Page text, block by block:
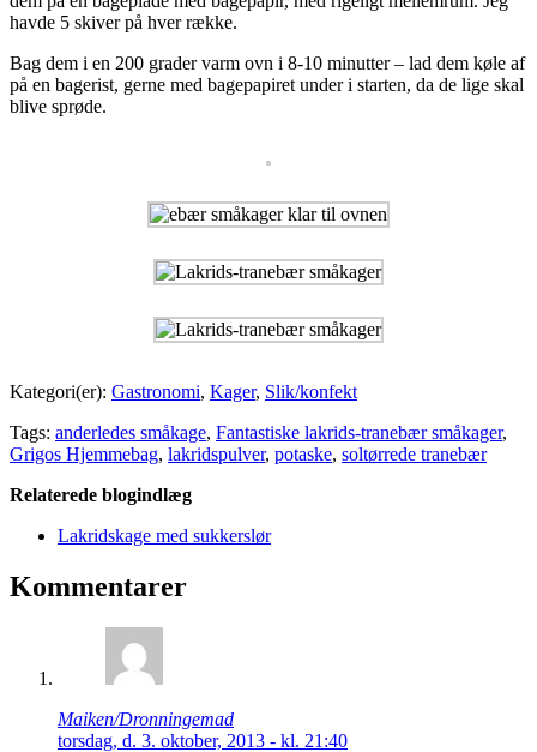
havde 5 skiver på hver række.
Bag dem i en 200 grader varm ovn i 8-10 minutter – lad dem køle af
på en bagerist, gerne med bagepapiret under i starten, da de lige skal
blive sprøde.
Kategori(er): Gastronomi, Kager, Slik/konfekt
Tags: anderledes småkage, Fantastiske lakrids-tranebær småkager,
Grigos Hjemmebag, lakridspulver, potaske, soltørrede tranebær
Relaterede blogindlæg
Lakridskage med sukkerslør
Kommentarer
Maiken/Dronningemad
torsdag, d. 3. oktober, 2013 - kl. 21:40